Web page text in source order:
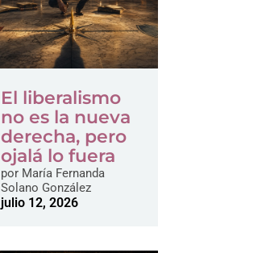
El liberalismo
no es la nueva
derecha, pero
ojalá lo fuera
porMaría Fernanda
Solano González
julio 12, 2026